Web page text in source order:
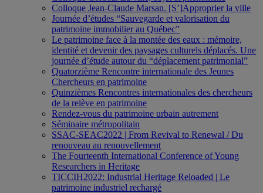
Colloque Jean-Claude Marsan. [S’]Approprier la ville
Journée d’études “Sauvegarde et valorisation du
patrimoine immobilier au Québec”
Le patrimoine face à la montée des eaux : mémoire,
identité et devenir des paysages culturels déplacés. Une
journée d’étude autour du “déplacement patrimonial”
Quatorzième Rencontre internationale des Jeunes
Chercheurs en patrimoine
Quinzièmes Rencontres internationales des chercheurs
de la relève en patrimoine
Rendez-vous du patrimoine urbain autrement
Séminaire métropolitain
SSAC-SEAC2022 | From Revival to Renewal / Du
renouveau au renouvellement
The Fourteenth International Conference of Young
Researchers in Heritage
TICCIH2022: Industrial Heritage Reloaded | Le
patrimoine industriel rechargé